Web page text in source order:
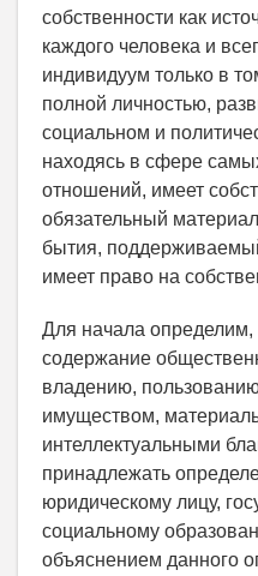
собственности как
каждого человека и
индивидуум только в
полной личностью,
социальном и
находясь в сфере
отношений, имеет
обязательный
бытия,
имеет право на
Для начала определим,
содержание
владению,
имуществом,
интеллектуальными
принадлежать
юридическому лицу,
социальному
объяснением данного